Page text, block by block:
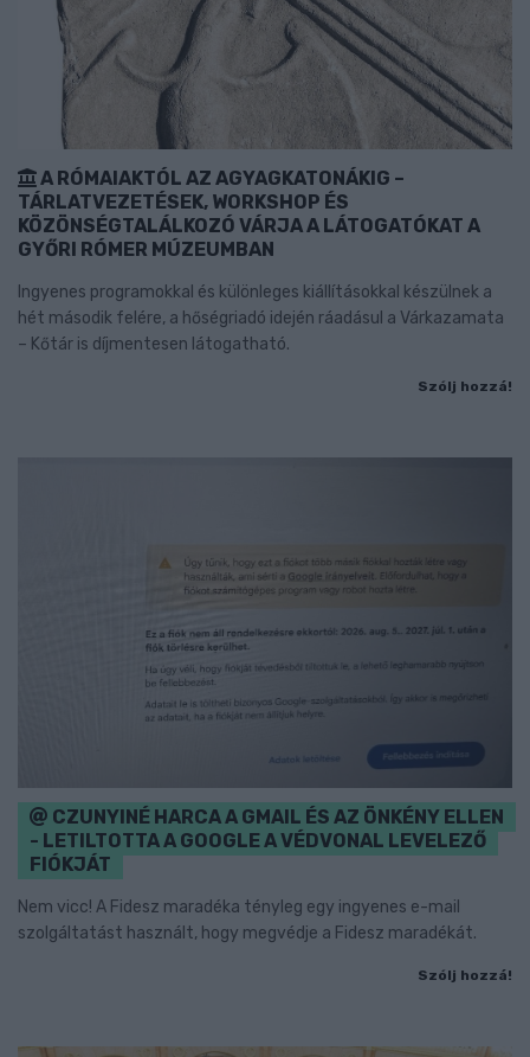
A RÓMAIAKTÓL AZ AGYAGKATONÁKIG –
TÁRLATVEZETÉSEK, WORKSHOP ÉS
KÖZÖNSÉGTALÁLKOZÓ VÁRJA A LÁTOGATÓKAT A
GYŐRI RÓMER MÚZEUMBAN
Ingyenes programokkal és különleges kiállításokkal készülnek a
hét második felére, a hőségriadó idején ráadásul a Várkazamata
– Kőtár is díjmentesen látogatható.
Szólj hozzá!
CZUNYINÉ HARCA A GMAIL ÉS AZ ÖNKÉNY ELLEN
- LETILTOTTA A GOOGLE A VÉDVONAL LEVELEZŐ
FIÓKJÁT
Nem vicc! A Fidesz maradéka tényleg egy ingyenes e-mail
szolgáltatást használt, hogy megvédje a Fidesz maradékát.
Szólj hozzá!